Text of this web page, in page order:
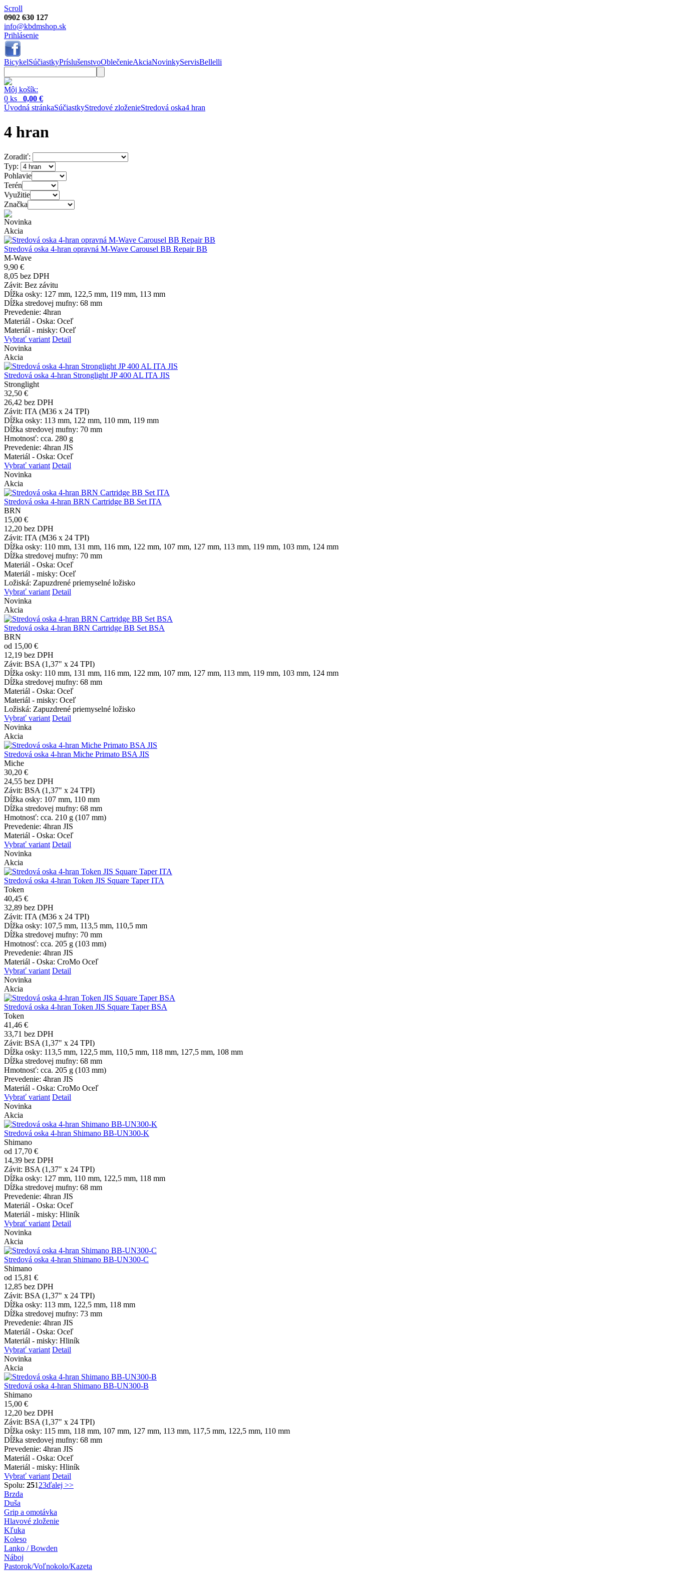
Scroll
0902 630 127
info@kbdmshop.sk
Prihlásenie
BicykelSúčiastkyPríslušenstvoOblečenieAkciaNovinkyServisBellelli
Môj košík:
0 ks 0,00 €
Úvodná stránkaSúčiastkyStredové zloženieStredová oska4 hran
4 hran
Zoradiť:
Typ:
Pohlavie
Terén
Využitie
Značka
Novinka
Akcia
Stredová oska 4-hran opravná M-Wave Carousel BB Repair BB
M-Wave
9,90 €
8,05 bez DPH
Závit: Bez závitu
Dĺžka osky: 127 mm, 122,5 mm, 119 mm, 113 mm
Dĺžka stredovej mufny: 68 mm
Prevedenie: 4hran
Materiál - Oska: Oceľ
Materiál - misky: Oceľ
Vybrať variant Detail
Novinka
Akcia
Stredová oska 4-hran Stronglight JP 400 AL ITA JIS
Stronglight
32,50 €
26,42 bez DPH
Závit: ITA (M36 x 24 TPI)
Dĺžka osky: 113 mm, 122 mm, 110 mm, 119 mm
Dĺžka stredovej mufny: 70 mm
Hmotnosť: cca. 280 g
Prevedenie: 4hran JIS
Materiál - Oska: Oceľ
Vybrať variant Detail
Novinka
Akcia
Stredová oska 4-hran BRN Cartridge BB Set ITA
BRN
15,00 €
12,20 bez DPH
Závit: ITA (M36 x 24 TPI)
Dĺžka osky: 110 mm, 131 mm, 116 mm, 122 mm, 107 mm, 127 mm, 113 mm, 119 mm, 103 mm, 124 mm
Dĺžka stredovej mufny: 70 mm
Materiál - Oska: Oceľ
Materiál - misky: Oceľ
Ložiská: Zapuzdrené priemyselné ložisko
Vybrať variant Detail
Novinka
Akcia
Stredová oska 4-hran BRN Cartridge BB Set BSA
BRN
od 15,00 €
12,19 bez DPH
Závit: BSA (1,37" x 24 TPI)
Dĺžka osky: 110 mm, 131 mm, 116 mm, 122 mm, 107 mm, 127 mm, 113 mm, 119 mm, 103 mm, 124 mm
Dĺžka stredovej mufny: 68 mm
Materiál - Oska: Oceľ
Materiál - misky: Oceľ
Ložiská: Zapuzdrené priemyselné ložisko
Vybrať variant Detail
Novinka
Akcia
Stredová oska 4-hran Miche Primato BSA JIS
Miche
30,20 €
24,55 bez DPH
Závit: BSA (1,37" x 24 TPI)
Dĺžka osky: 107 mm, 110 mm
Dĺžka stredovej mufny: 68 mm
Hmotnosť: cca. 210 g (107 mm)
Prevedenie: 4hran JIS
Materiál - Oska: Oceľ
Vybrať variant Detail
Novinka
Akcia
Stredová oska 4-hran Token JIS Square Taper ITA
Token
40,45 €
32,89 bez DPH
Závit: ITA (M36 x 24 TPI)
Dĺžka osky: 107,5 mm, 113,5 mm, 110,5 mm
Dĺžka stredovej mufny: 70 mm
Hmotnosť: cca. 205 g (103 mm)
Prevedenie: 4hran JIS
Materiál - Oska: CroMo Oceľ
Vybrať variant Detail
Novinka
Akcia
Stredová oska 4-hran Token JIS Square Taper BSA
Token
41,46 €
33,71 bez DPH
Závit: BSA (1,37" x 24 TPI)
Dĺžka osky: 113,5 mm, 122,5 mm, 110,5 mm, 118 mm, 127,5 mm, 108 mm
Dĺžka stredovej mufny: 68 mm
Hmotnosť: cca. 205 g (103 mm)
Prevedenie: 4hran JIS
Materiál - Oska: CroMo Oceľ
Vybrať variant Detail
Novinka
Akcia
Stredová oska 4-hran Shimano BB-UN300-K
Shimano
od 17,70 €
14,39 bez DPH
Závit: BSA (1,37" x 24 TPI)
Dĺžka osky: 127 mm, 110 mm, 122,5 mm, 118 mm
Dĺžka stredovej mufny: 68 mm
Prevedenie: 4hran JIS
Materiál - Oska: Oceľ
Materiál - misky: Hliník
Vybrať variant Detail
Novinka
Akcia
Stredová oska 4-hran Shimano BB-UN300-C
Shimano
od 15,81 €
12,85 bez DPH
Závit: BSA (1,37" x 24 TPI)
Dĺžka osky: 113 mm, 122,5 mm, 118 mm
Dĺžka stredovej mufny: 73 mm
Prevedenie: 4hran JIS
Materiál - Oska: Oceľ
Materiál - misky: Hliník
Vybrať variant Detail
Novinka
Akcia
Stredová oska 4-hran Shimano BB-UN300-B
Shimano
15,00 €
12,20 bez DPH
Závit: BSA (1,37" x 24 TPI)
Dĺžka osky: 115 mm, 118 mm, 107 mm, 127 mm, 113 mm, 117,5 mm, 122,5 mm, 110 mm
Dĺžka stredovej mufny: 68 mm
Prevedenie: 4hran JIS
Materiál - Oska: Oceľ
Materiál - misky: Hliník
Vybrať variant Detail
Spolu: 251 23ďalej >>
Brzda
Duša
Grip a omotávka
Hlavové zloženie
Kľuka
Koleso
Lanko / Bowden
Náboj
Pastorok/Voľnokolo/Kazeta